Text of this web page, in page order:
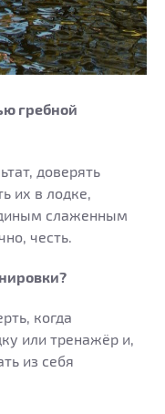
гребной
доверять
их в лодке,
слаженным
честь.
когда
или тренажёр и,
из себя